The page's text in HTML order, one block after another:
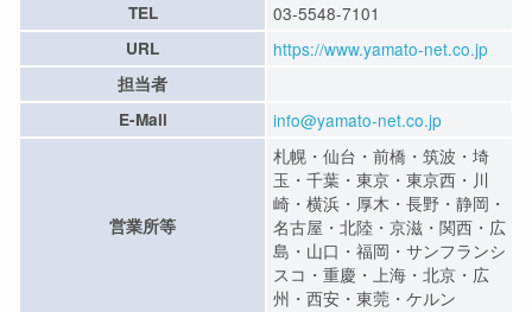
TEL 03-5548-7101
URL https://www.yamato-net.co.jp
担当者
E-Mail
info@yamato-net.co.jp
営業所等
札幌・仙台・前橋・筑波・埼
玉・千葉・東京・東京西・川
崎・横浜・厚木・長野・静岡・
名古屋・北陸・京滋・関西・広
島・山口・福岡・サンフランシ
スコ・重慶・上海・北京・広
州・西安・東莞・ケルン